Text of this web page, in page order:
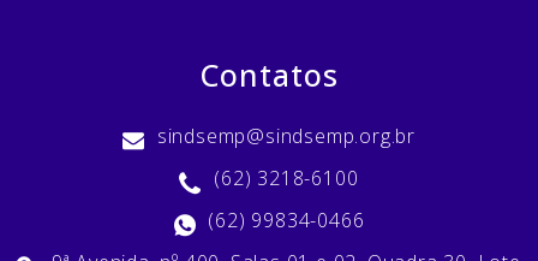
Contatos
sindsemp@sindsemp.org.br
(62) 3218-6100
(62) 99834-0466